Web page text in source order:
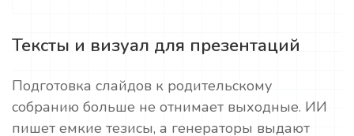
Тексты и визуал для презентаций
Подготовка слайдов к родительскому
собранию больше не отнимает выходные. ИИ
пишет емкие тезисы, а генераторы выдают